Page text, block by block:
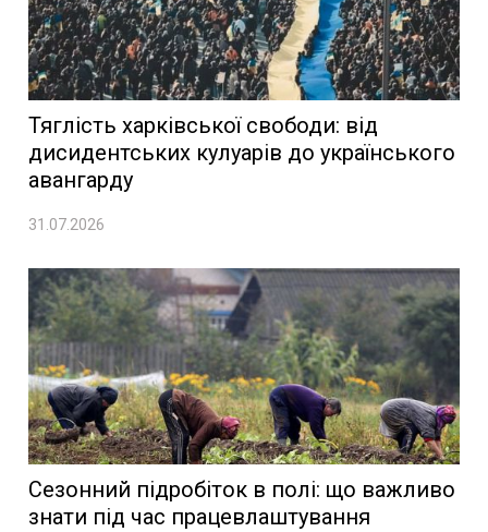
Тяглість харківської свободи: від
дисидентських кулуарів до українського
авангарду
31.07.2026
Сезонний підробіток в полі: що важливо
знати під час працевлаштування